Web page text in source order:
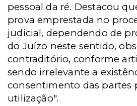
pessoal da ré. Destacou
prova emprestada no
judicial, dependendo de
do Juízo neste sentido,
contraditório, conforme
sendo irrelevante a
consentimento das partes
utilização".